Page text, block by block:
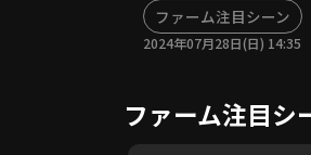
ファーム注目シーン
2024年07月28日(日) 14:35
ファーム注目シ